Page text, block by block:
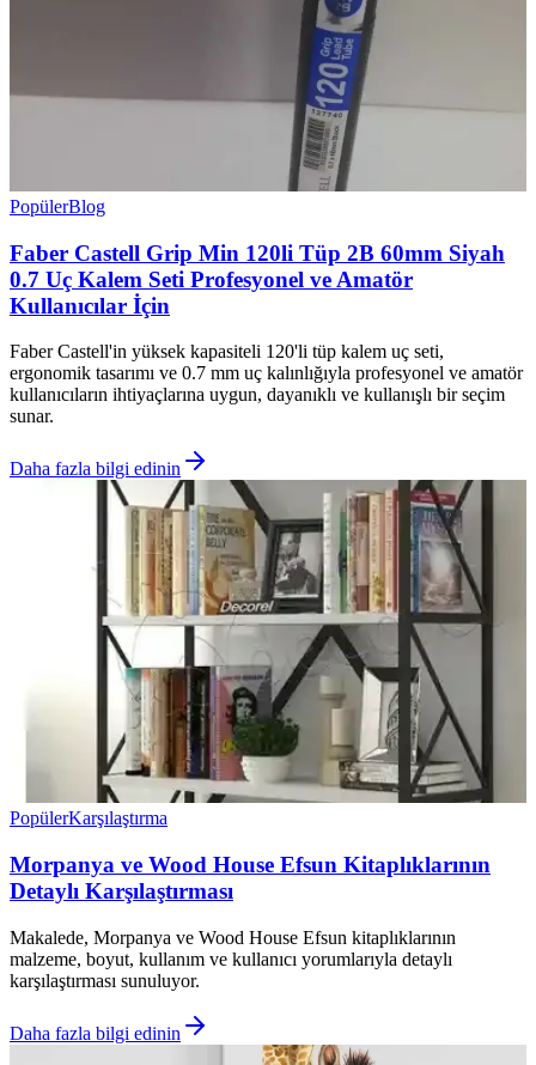
PopülerBlog
Faber Castell Grip Min 120li Tüp 2B 60mm Siyah
0.7 Uç Kalem Seti Profesyonel ve Amatör
Kullanıcılar İçin
Faber Castell'in yüksek kapasiteli 120'li tüp kalem uç seti,
ergonomik tasarımı ve 0.7 mm uç kalınlığıyla profesyonel ve amatör
kullanıcıların ihtiyaçlarına uygun, dayanıklı ve kullanışlı bir seçim
sunar.
Daha fazla bilgi edinin
PopülerKarşılaştırma
Morpanya ve Wood House Efsun Kitaplıklarının
Detaylı Karşılaştırması
Makalede, Morpanya ve Wood House Efsun kitaplıklarının
malzeme, boyut, kullanım ve kullanıcı yorumlarıyla detaylı
karşılaştırması sunuluyor.
Daha fazla bilgi edinin